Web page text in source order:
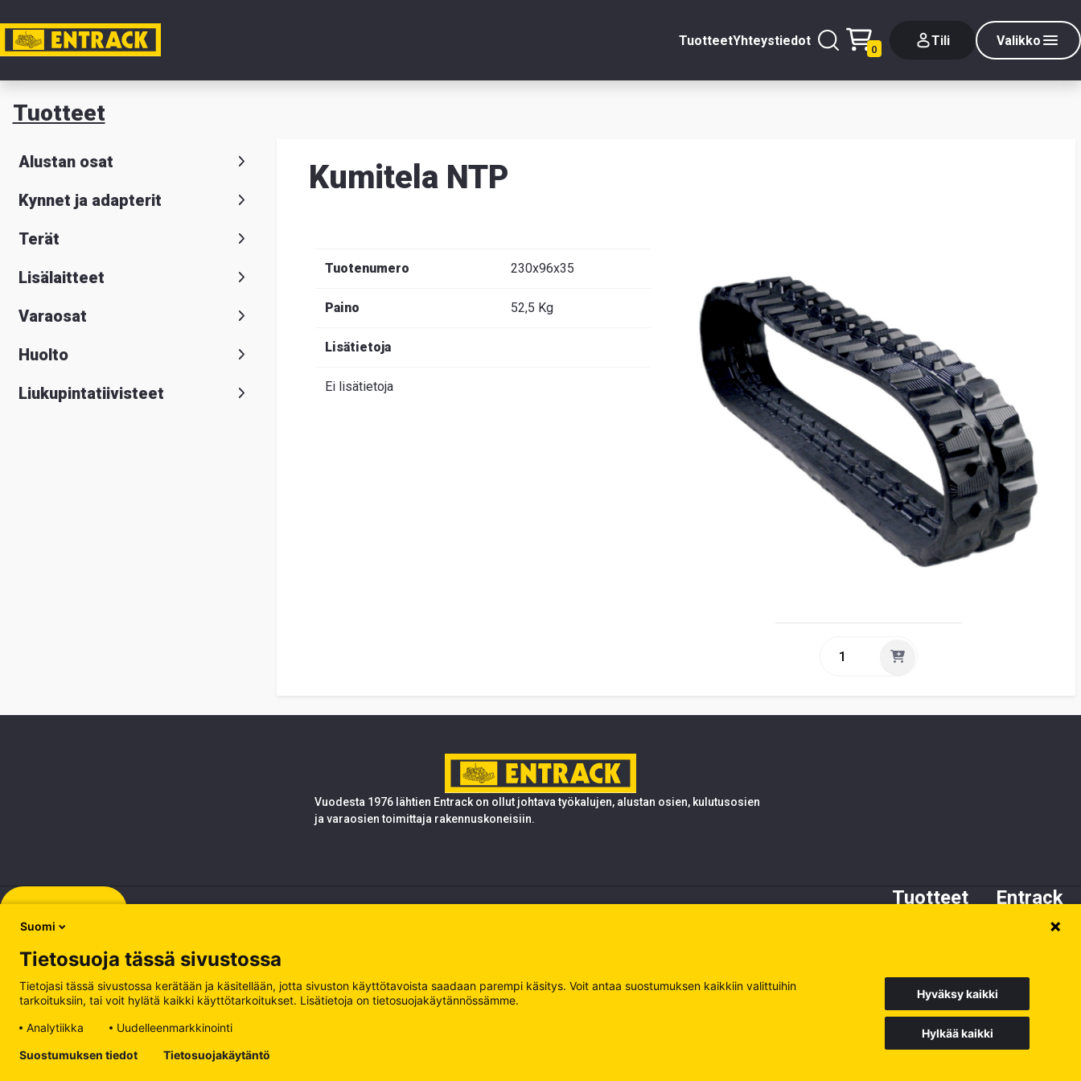
TuotteetYhteystiedot
0
Tili Valikko
Tili Sulje
Tuotevalitsin
Tietoa
meistä
Tuotteet
Alustan osat
Kynnet ja adapterit
Terät
Lisälaitteet
Varaosat
Huolto
Liukupintatiivisteet
Kumitela NTP
Tuotenumero 230x96x35
Paino 52,5 Kg
Lisätietoja
Ei lisätietoja
Vuodesta 1976 lähtien Entrack on ollut johtava työkalujen, alustan osien, kulutusosien
ja varaosien toimittaja rakennuskoneisiin.
Rekisteröidy
Tuotteet
Varaosat
Entrack
Tietoa meistä
Käsittele evästeitä Tietosuojakäytäntö
Suomi
Tietosuoja tässä sivustossa
Tietojasi tässä sivustossa kerätään ja käsitellään, jotta sivuston käyttötavoista saadaan parempi käsitys. Voit antaa suostumuksen kaikkiin valittuihin
tarkoituksiin, tai voit hylätä kaikki käyttötarkoitukset. Lisätietoja on tietosuojakäytännössämme.
Analytiikka
Uudelleenmarkkinointi
Hyväksy kaikki
Hylkää kaikki
Suostumuksen tiedot
Tietosuojakäytäntö